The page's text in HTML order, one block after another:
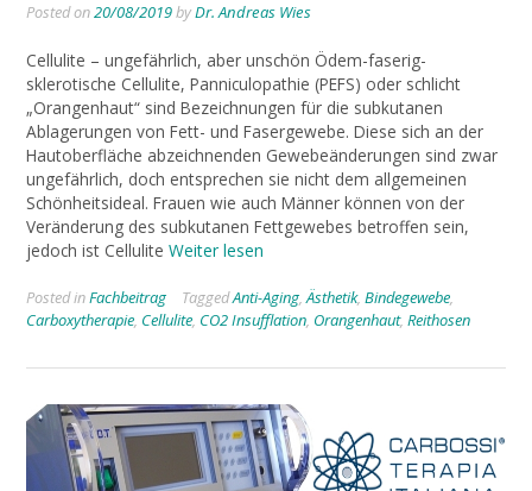
Posted on20/08/2019byDr. Andreas Wies
Cellulite – ungefährlich, aber unschön Ödem-faserig-
sklerotische Cellulite, Panniculopathie (PEFS) oder schlicht
„Orangenhaut“ sind Bezeichnungen für die subkutanen
Ablagerungen von Fett- und Faser­gewebe. Diese sich an der
Hautoberfläche abzeich­nenden Gewebeänderungen sind zwar
ungefährlich, doch entsprechen sie nicht dem allgemeinen
Schön­heitsideal. Frauen wie auch Männer können von der
Veränderung des subkutanen Fettgewebes betroffen sein,
jedoch ist Cellulite Weiter lesen
Posted inFachbeitrag TaggedAnti-Aging,Ästhetik, Bindegewebe,
Carboxytherapie, Cellulite, CO2 Insufflation, Orangenhaut, Reithosen